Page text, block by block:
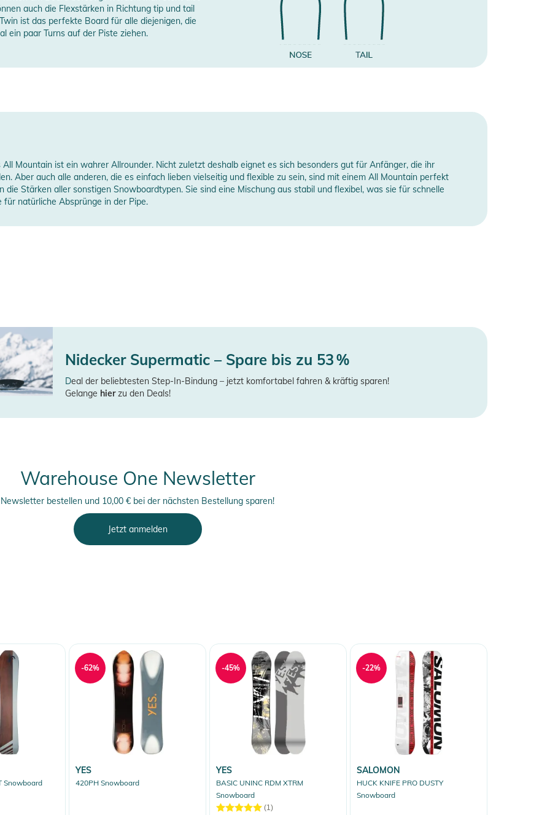
auch die Flexstärken in Richtung tip und tail
ist das perfekte Board für alle diejenigen, die
ein paar Turns auf der Piste ziehen.
All Mountain ist ein wahrer Allrounder. Nicht zuletzt deshalb eignet es sich besonders gut für Anfänger, die ihr
Aber auch alle anderen, die es einfach lieben vielseitig und flexible zu sein, sind mit einem All Mountain perfekt
Stärken aller sonstigen Snowboardtypen. Sie sind eine Mischung aus stabil und flexibel, was sie für schnelle
natürliche Absprünge in der Pipe.
Nidecker Supermatic – Spare bis zu 53 %
Deal der beliebtesten Step-In-Bindung – jetzt komfortabel fahren & kräftig sparen!
Gelange hierzu den Deals!
Warehouse One Newsletter
Newsletter bestellen und 10,00 € bei der nächsten Bestellung sparen!
Jetzt anmelden
Snowboard
YES
420PH Snowboard
-62%
YES
BASIC UNINC RDM XTRM
Snowboard
(1)
-45%
SALOMON
HUCK KNIFE PRO DUSTY
Snowboard
-22%